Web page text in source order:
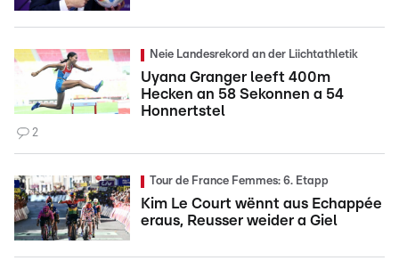
Neie Landesrekord an der Liichtathletik
Uyana Granger leeft 400m
Hecken an 58 Sekonnen a 54
Honnertstel
2
Tour de France Femmes: 6. Etapp
Kim Le Court wënnt aus Echappée
eraus, Reusser weider a Giel